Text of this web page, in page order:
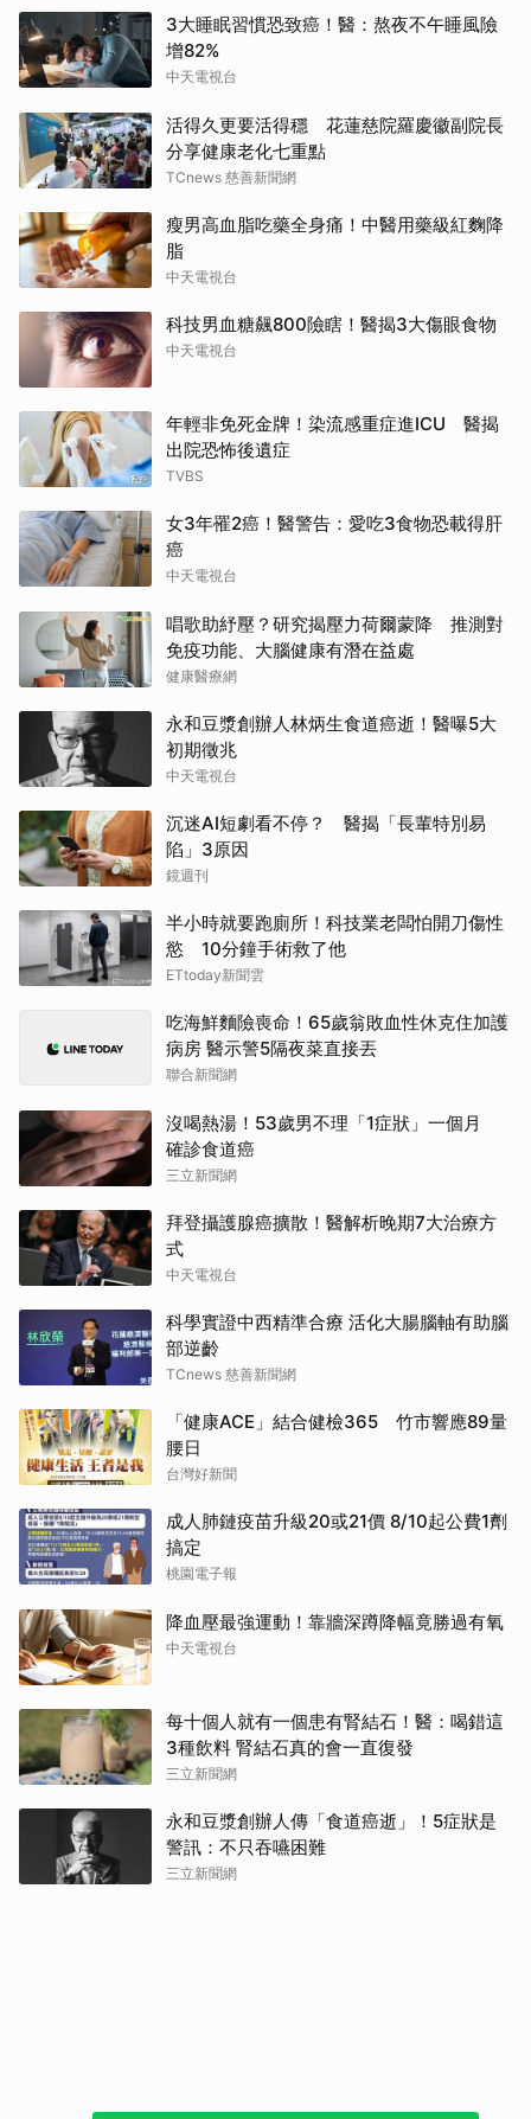
3大睡眠習慣恐致癌！醫：熬夜不午睡風險
增82%
中天電視台
活得久更要活得穩 花蓮慈院羅慶徽副院長
分享健康老化七重點
TCnews 慈善新聞網
瘦男高血脂吃藥全身痛！中醫用藥級紅麴降
脂
中天電視台
科技男血糖飆800險瞎！醫揭3大傷眼食物
中天電視台
年輕非免死金牌！染流感重症進ICU 醫揭
出院恐怖後遺症
TVBS
女3年罹2癌！醫警告：愛吃3食物恐載得肝
癌
中天電視台
唱歌助紓壓？研究揭壓力荷爾蒙降 推測對
免疫功能、大腦健康有潛在益處
健康醫療網
永和豆漿創辦人林炳生食道癌逝！醫曝5大
初期徵兆
中天電視台
沉迷AI短劇看不停？ 醫揭「長輩特別易
陷」3原因
鏡週刊
半小時就要跑廁所！科技業老闆怕開刀傷性
慾 10分鐘手術救了他
ETtoday新聞雲
吃海鮮麵險喪命！65歲翁敗血性休克住加護
病房 醫示警5隔夜菜直接丟
聯合新聞網
沒喝熱湯！53歲男不理「1症狀」一個月
確診食道癌
三立新聞網
拜登攝護腺癌擴散！醫解析晚期7大治療方
式
中天電視台
科學實證中西精準合療 活化大腸腦軸有助腦
部逆齡
TCnews 慈善新聞網
「健康ACE」結合健檢365 竹市響應89量
腰日
台灣好新聞
成人肺鏈疫苗升級20或21價 8/10起公費1劑
搞定
桃園電子報
降血壓最強運動！靠牆深蹲降幅竟勝過有氧
中天電視台
每十個人就有一個患有腎結石！醫：喝錯這
3種飲料 腎結石真的會一直復發
三立新聞網
永和豆漿創辦人傳「食道癌逝」！5症狀是
警訊：不只吞嚥困難
三立新聞網